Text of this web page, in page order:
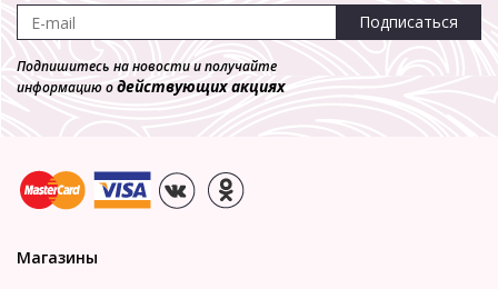
Подписаться
Подпишитесь на новости и получайте
информацию одействующих акциях
Магазины